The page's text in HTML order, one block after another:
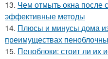
13. Чем отмыть окна после
эффективные методы
14. Плюсы и минусы дома
преимуществах
15. Пеноблоки: стоит ли их